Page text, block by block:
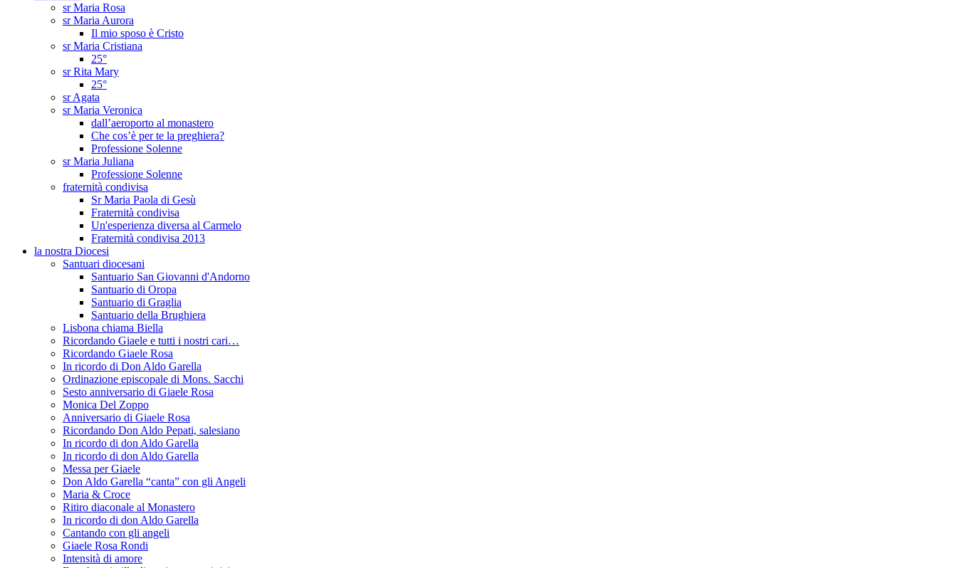
sr Maria Rosa
sr Maria Aurora
Il mio sposo è Cristo
sr Maria Cristiana
25°
sr Rita Mary
25°
sr Agata
sr Maria Veronica
dall’aeroporto al monastero
Che cos’è per te la preghiera?
Professione Solenne
sr Maria Juliana
Professione Solenne
fraternità condivisa
Sr Maria Paola di Gesù
Fraternità condivisa
Un'esperienza diversa al Carmelo
Fraternità condivisa 2013
la nostra Diocesi
Santuari diocesani
Santuario San Giovanni d'Andorno
Santuario di Oropa
Santuario di Graglia
Santuario della Brughiera
Lisbona chiama Biella
Ricordando Giaele e tutti i nostri cari…
Ricordando Giaele Rosa
In ricordo di Don Aldo Garella
Ordinazione episcopale di Mons. Sacchi
Sesto anniversario di Giaele Rosa
Monica Del Zoppo
Anniversario di Giaele Rosa
Ricordando Don Aldo Pepati, salesiano
In ricordo di don Aldo Garella
In ricordo di don Aldo Garella
Messa per Giaele
Don Aldo Garella “canta” con gli Angeli
Maria & Croce
Ritiro diaconale al Monastero
In ricordo di don Aldo Garella
Cantando con gli angeli
Giaele Rosa Rondi
Intensità di amore